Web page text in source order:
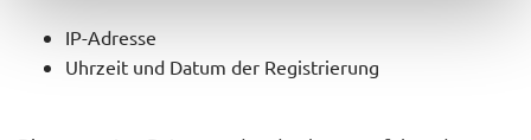
IP-Adresse
Uhrzeit und Datum der Registrierung